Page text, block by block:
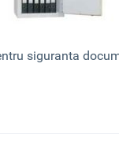
siguranta